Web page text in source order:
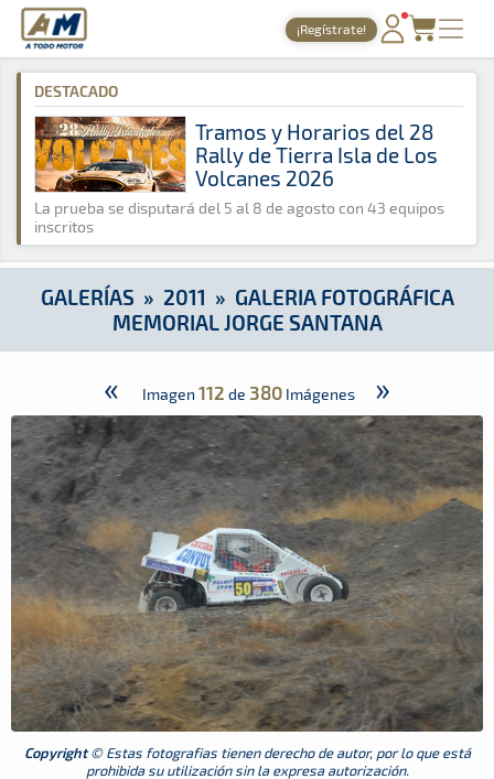
A Todo Motor · Revista del motor desde 1999
¡Regístrate!
PORTADA
TIEMPOS ONLINE
NOTICIAS
AGENDA
GALERÍAS
TIENDA
ARCHIVO
A Todo Motor » Galerías » 2011 » Galeria Fotográfica
DESTACADO
Tramos y Horarios del 28
Rally de Tierra Isla de Los
Volcanes 2026
La prueba se disputará del 5 al 8 de agosto con 43 equipos
inscritos
GALERÍAS » 2011 » GALERIA FOTOGRÁFICA
MEMORIAL JORGE SANTANA
« Imagen 112 de 380 Imágenes »
Copyright© Estas fotografias tienen derecho de autor, por lo que está
prohibida su utilización sin la expresa autorización.